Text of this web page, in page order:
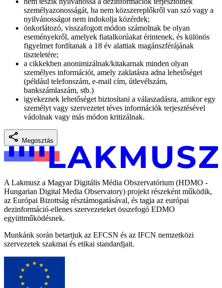
személyazonosságát, ha nem közszereplőkről van szó vagy a
nyilvánosságot nem indokolja közérdek;
önkorlátozó, visszafogott módon számolnak be olyan
eseményekről, amelyek fiatalkorúakat érintenek, és különös
figyelmet fordítanak a 18 év alattiak magánszférájának
tiszteletére;
a cikkekben anonimizálnak/kitakarnak minden olyan
személyes információt, amely zaklatásra adna lehetőséget
(például telefonszám, e-mail cím, útlevélszám,
bankszámlaszám, stb.)
igyekeznek lehetőséget biztosítani a válaszadásra, amikor egy
személyt vagy szervezetet téves információk terjesztésével
vádolnak vagy más módon kritizálnak.
Megosztás
A Lakmusz a Magyar Digitális Média Obszervatórium (HDMO -
Hungarian Digital Media Observatory) projekt részeként működik,
az Európai Bizottság résztámogatásával, és tagja az európai
dezinformáció-ellenes szervezeteket összefogó EDMO
együttműködésnek.
Munkánk során betartjuk az EFCSN és az IFCN nemzetközi
szervezetek szakmai és etikai standardjait.